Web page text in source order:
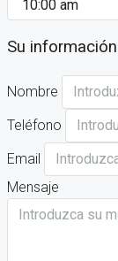
Su información
Nombre
Teléfono
Email
Mensaje